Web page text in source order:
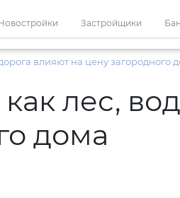
Застройщики
влияют на цену загородного
лес,
дома